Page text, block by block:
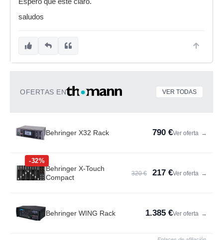
saludos
OFERTAS EN VER TODAS
Behringer X32 Rack 790 €Ver oferta →
-32%
Behringer X-Touch
Compact
320 € 217 €Ver oferta →
Behringer WING Rack 1.385 €Ver oferta →